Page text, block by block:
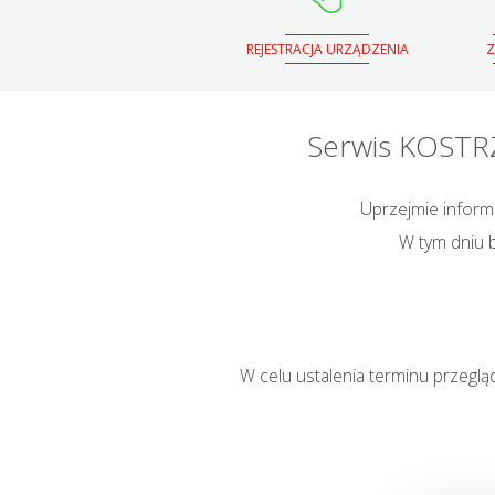
REJESTRACJA URZĄDZENIA
Serwis
Uprzejmie
W tym dniu
W celu ustalenia terminu